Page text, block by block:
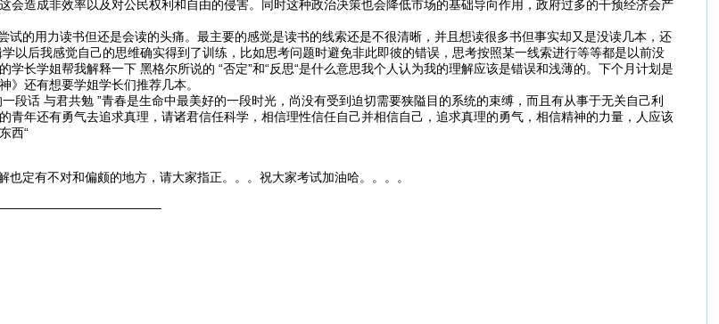
会造成非效率以及对公民权利和自由的侵害。同时这种政治决策也会降低市场的基础导向作用，政府过多的干预经济会产
用力读书但还是会读的头痛。最主要的感觉是读书的线索还是不很清晰，并且想读很多书但事实却又是没读几本，还
以后我感觉自己的思维确实得到了训练，比如思考问题时避免非此即彼的错误，思考按照某一线索进行等等都是以前没
学长学姐帮我解释一下 黑格尔所说的 “否定”和“反思“是什么意思我个人认为我的理解应该是错误和浅薄的。下个月计划是
》还有想要学姐学长们推荐几本。
话 与君共勉 ”青春是生命中最美好的一段时光，尚没有受到迫切需要狭隘目的系统的束缚，而且有从事于无关自己利
青年还有勇气去追求真理，请诸君信任科学，相信理性信任自己并相信自己，追求真理的勇气，相信精神的力量，人应该
西“
也定有不对和偏颇的地方，请大家指正。。。祝大家考试加油哈。。。。